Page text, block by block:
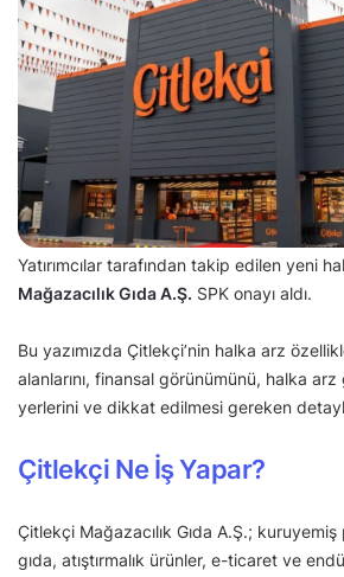
Yatırımcılar tarafından takip edilen yeni
Mağazacılık Gıda A.Ş. SPK onayı aldı.
Bu yazımızda Çitlekçi’nin halka arz
alanlarını, finansal görünümünü, halka arz
yerlerini ve dikkat edilmesi gereken
Çitlekçi Ne İş Yapar?
Çitlekçi Mağazacılık Gıda A.Ş.;
gıda, atıştırmalık ürünler, e-ticaret ve